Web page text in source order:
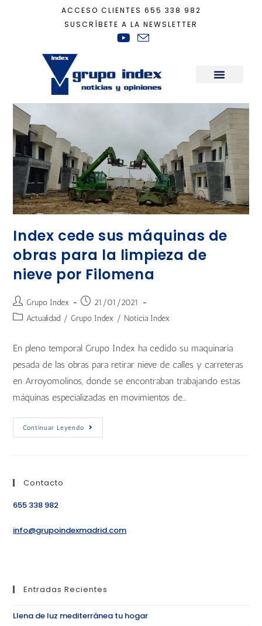
ACCESO CLIENTES 655 338 982
SUSCRÍBETE A LA NEWSLETTER
temporal
Index cede sus máquinas de
obras para la limpieza de
nieve por Filomena
Grupo Index
21/01/2021
Actualidad / Grupo Index / Noticia Index
En pleno temporal Grupo Index ha cedido su maquinaria
pesada de las obras para retirar nieve de calles y carreteras
en Arroyomolinos, donde se encontraban trabajando estas
máquinas especializadas en movimientos de…
Continuar Leyendo
Contacto
655 338 982
info@grupoindexmadrid.com
Entradas Recientes
Llena de luz mediterránea tu hogar